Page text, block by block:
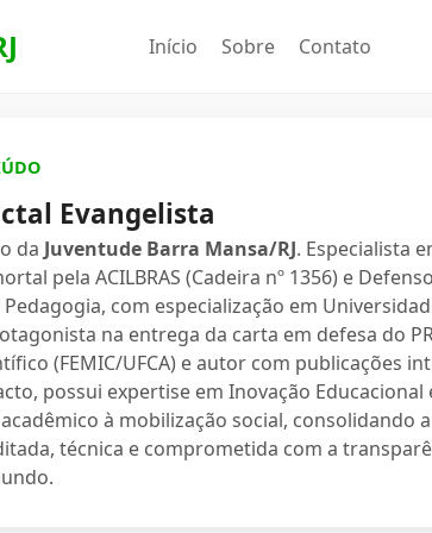
Início Sobre Contato
Evangelista
da Juventude Barra Mansa/RJ. Especialista
pela ACILBRAS (Cadeira nº 1356) e
com especialização em
na entrega da carta em defesa do
(FEMIC/UFCA) e autor com publicações
possui expertise em Inovação Educacional
à mobilização social, consolidando
técnica e comprometida com a